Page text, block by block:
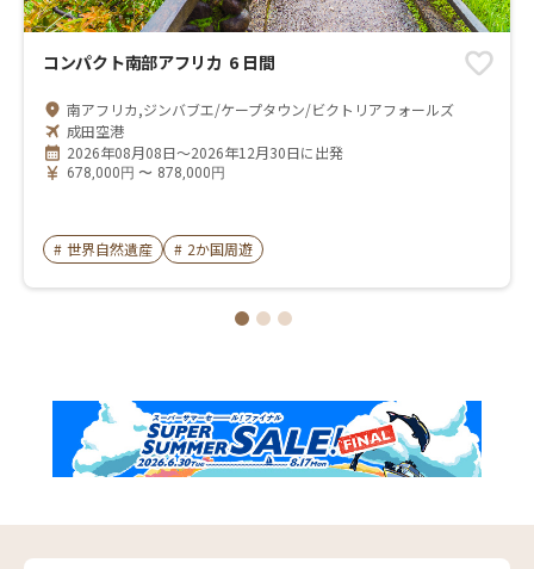
コンパクト南部アフリカ 6 日間
南アフリカ,ジンバブエ/ケープタウン/ビクトリアフォールズ
成田空港
2026年08月08日～2026年12月30日に出発
678,000 円 〜 878,000 円
# 世界自然遺産 # 2か国周遊